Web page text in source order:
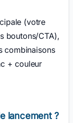
(votre
boutons/CTA),
combinaisons
+ couleur
lancement ?